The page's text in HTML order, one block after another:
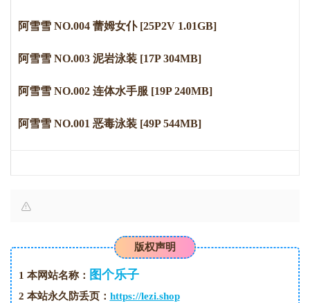
阿雪雪 NO.004 蕾姆女仆 [25P2V 1.01GB]
阿雪雪 NO.003 泥岩泳装 [17P 304MB]
阿雪雪 NO.002 连体水手服 [19P 240MB]
阿雪雪 NO.001 恶毒泳装 [49P 544MB]
版权声明
1 本网站名称： 图个乐子
2 本站永久防丢页： https://lezi.shop